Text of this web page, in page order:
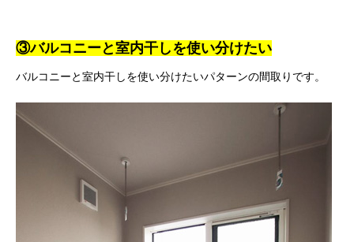
③バルコニーと室内干しを使い分けたい
バルコニーと室内干しを使い分けたいパターンの間取りです。